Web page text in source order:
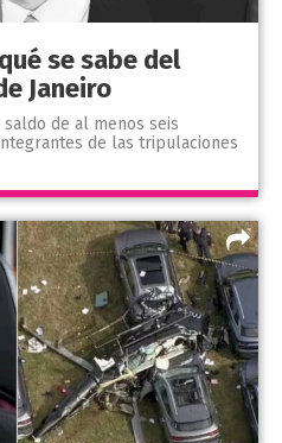
se sabe del
Janeiro
de al menos seis
de las tripulaciones